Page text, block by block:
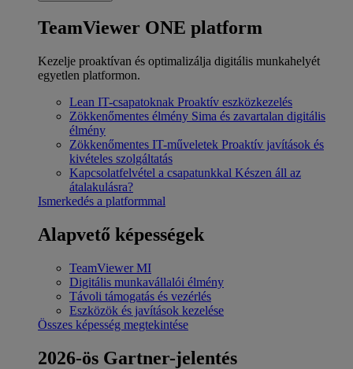
TeamViewer ONE platform
Kezelje proaktívan és optimalizálja digitális munkahelyét
egyetlen platformon.
Lean IT-csapatoknak Proaktív eszközkezelés
Zökkenőmentes élmény Sima és zavartalan digitális
élmény
Zökkenőmentes IT-műveletek Proaktív javítások és
kivételes szolgáltatás
Kapcsolatfelvétel a csapatunkkal Készen áll az
átalakulásra?
Ismerkedés a platformmal
Alapvető képességek
TeamViewer MI
Digitális munkavállalói élmény
Távoli támogatás és vezérlés
Eszközök és javítások kezelése
Összes képesség megtekintése
2026-ös Gartner-jelentés